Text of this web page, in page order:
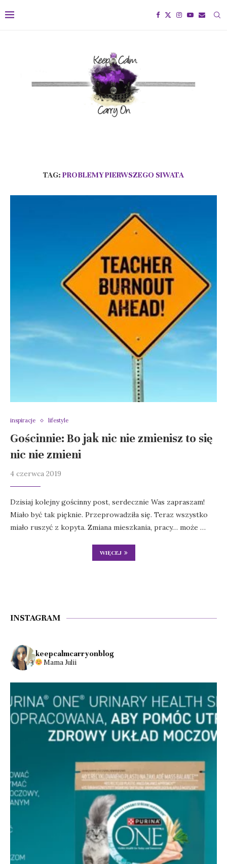
TAG: PROBLEMY PIERWSZEGO SIWATA
inspiracje lifestyle
Gościnnie: Bo jak nic nie zmienisz to się
nic nie zmieni
4 czerwca 2019
Dzisiaj kolejny gościnny post, serdecznie Was zapraszam!
Miało być tak pięknie. Przeprowadziła się. Teraz wszystko
miało ruszyć z kopyta. Zmiana mieszkania, pracy… może …
WIĘCEJ
INSTAGRAM
keepcalmcarryonblog
Mama Julii